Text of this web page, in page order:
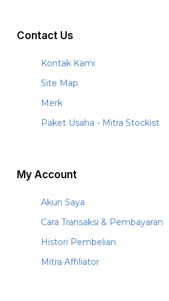
Contact Us
Kontak Kami
Site Map
Merk
Paket Usaha - Mitra Stockist
My Account
Akun Saya
Cara Transaksi & Pembayaran
Histori Pembelian
Mitra Affiliator